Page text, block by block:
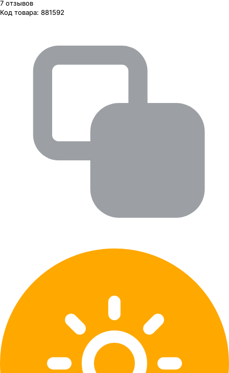
7 отзывов
Код товара: 881592